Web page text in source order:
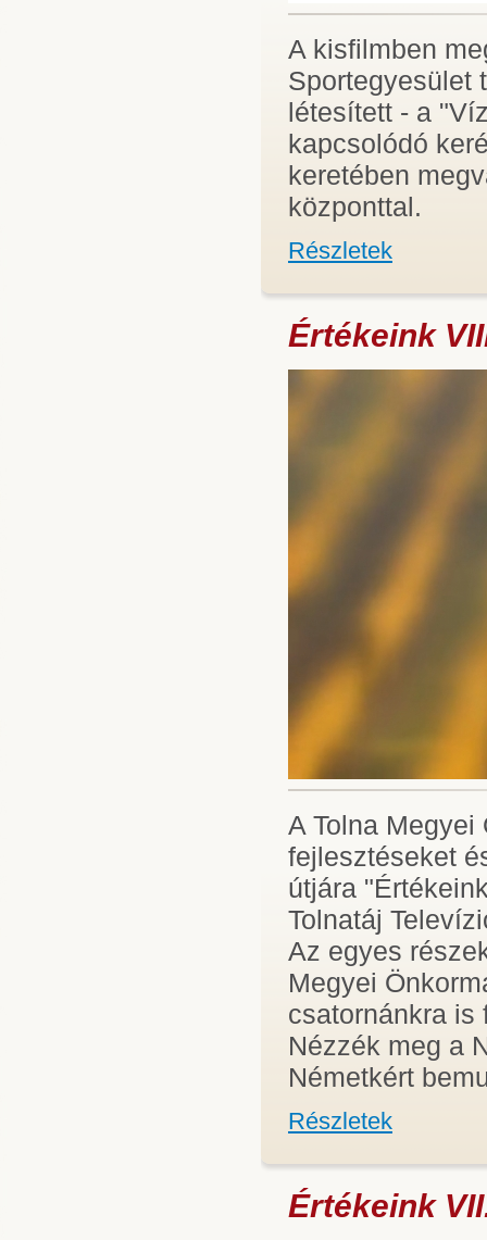
A kisfilmben
Sportegyesület
létesített - a
kapcsolódó
keretében
központtal.
Részletek
Értékeink
A Tolna
fejlesztéseket
útjára
Tolnatáj
Az egyes
Megyei
csatornánkra is
Nézzék meg a
Németkért
Részletek
Értékeink